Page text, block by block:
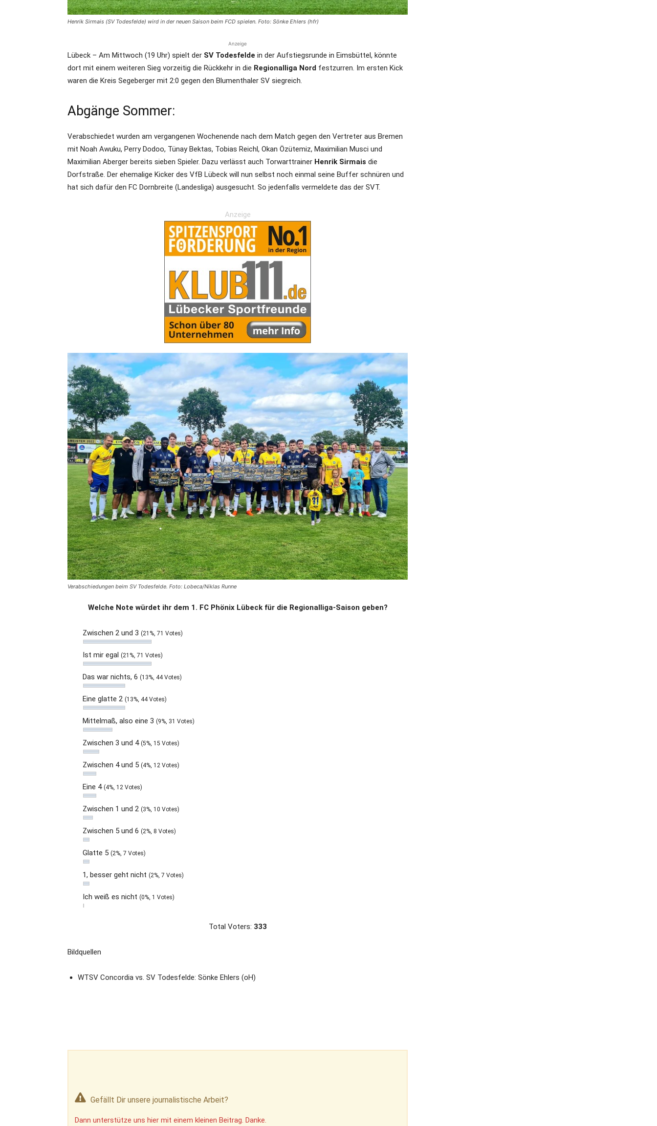
Henrik Sirmais (SV Todesfelde) wird in der neuen Saison beim FCD spielen. Foto: Sönke Ehlers (hfr)
Anzeige
Lübeck – Am Mittwoch (19 Uhr) spielt der SV Todesfelde in der Aufstiegsrunde in Eimsbüttel, könnte
dort mit einem weiteren Sieg vorzeitig die Rückkehr in die Regionalliga Nord festzurren. Im ersten Kick
waren die Kreis Segeberger mit 2:0 gegen den Blumenthaler SV siegreich.
Abgänge Sommer:
Verabschiedet wurden am vergangenen Wochenende nach dem Match gegen den Vertreter aus Bremen
mit Noah Awuku, Perry Dodoo, Tünay Bektas, Tobias Reichl, Okan Özütemiz, Maximilian Musci und
Maximilian Aberger bereits sieben Spieler. Dazu verlässt auch Torwarttrainer Henrik Sirmais die
Dorfstraße. Der ehemalige Kicker des VfB Lübeck will nun selbst noch einmal seine Buffer schnüren und
hat sich dafür den FC Dornbreite (Landesliga) ausgesucht. So jedenfalls vermeldete das der SVT.
Anzeige
Verabschiedungen beim SV Todesfelde. Foto: Lobeca/Niklas Runne
Welche Note würdet ihr dem 1. FC Phönix Lübeck für die Regionalliga-Saison geben?
Zwischen 2 und 3 (21%, 71 Votes)
Ist mir egal (21%, 71 Votes)
Das war nichts, 6 (13%, 44 Votes)
Eine glatte 2 (13%, 44 Votes)
Mittelmaß, also eine 3 (9%, 31 Votes)
Zwischen 3 und 4 (5%, 15 Votes)
Zwischen 4 und 5 (4%, 12 Votes)
Eine 4 (4%, 12 Votes)
Zwischen 1 und 2 (3%, 10 Votes)
Zwischen 5 und 6 (2%, 8 Votes)
Glatte 5 (2%, 7 Votes)
1, besser geht nicht (2%, 7 Votes)
Ich weiß es nicht (0%, 1 Votes)
Total Voters: 333
Bildquellen
WTSV Concordia vs. SV Todesfelde: Sönke Ehlers (oH)
Gefällt Dir unsere journalistische Arbeit?
Dann unterstütze uns hier mit einem kleinen Beitrag. Danke.